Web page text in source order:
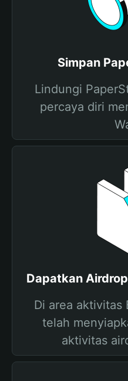
Simpan
Lindungi
percaya diri
Dapatkan
Di area aktivitas
telah
aktivitas